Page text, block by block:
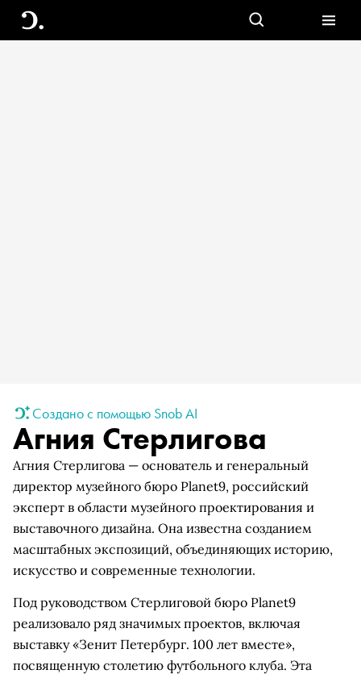
Создано с помощью Snob AI
Агния Стерлигова
Агния Стерлигова — основатель и генеральный
директор музейного бюро Planet9, российский
эксперт в области музейного проектирования и
выставочного дизайна. Она известна созданием
масштабных экспозиций, объединяющих историю,
искусство и современные технологии.
Под руководством Стерлиговой бюро Planet9
реализовало ряд значимых проектов, включая
выставку «Зенит Петербург. 100 лет вместе»,
посвященную столетию футбольного клуба. Эта